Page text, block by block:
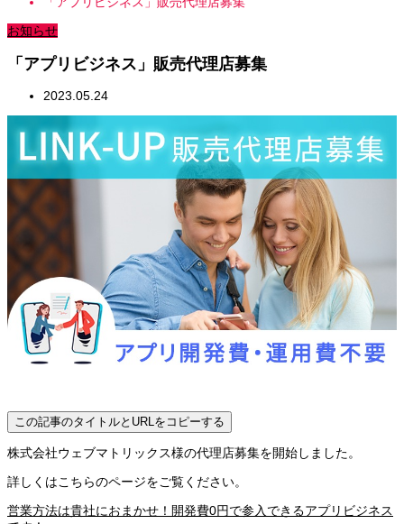
お知らせ
「アプリビジネス」販売代理店募集
2023.05.24
この記事のタイトルとURLをコピーする
株式会社ウェブマトリックス様の代理店募集を開始しました。
詳しくはこちらのページをご覧ください。
営業方法は貴社におまかせ！開発費0円で参入できるアプリビジネス